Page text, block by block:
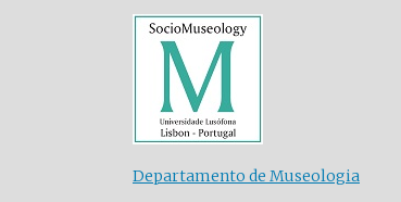
Departamento de Museologia